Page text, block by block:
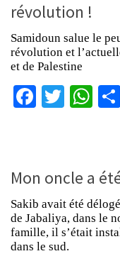
révolution !
Samidoun salue le
révolution et
et de Palestine
Facebook
Twitter
Mon oncle a
Sakib avait été
de Jabaliya, dans le
famille, il s’était
dans le sud.